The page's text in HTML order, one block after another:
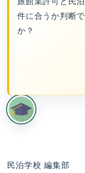
件に合うか判断
か？
民泊学校 編集部